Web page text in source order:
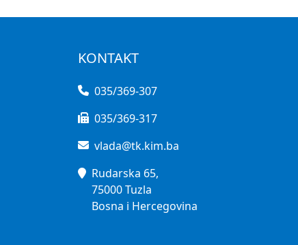
KONTAKT
035/369-307
035/369-317
vlada@tk.kim.ba
Rudarska 65,
75000 Tuzla
Bosna i Hercegovina